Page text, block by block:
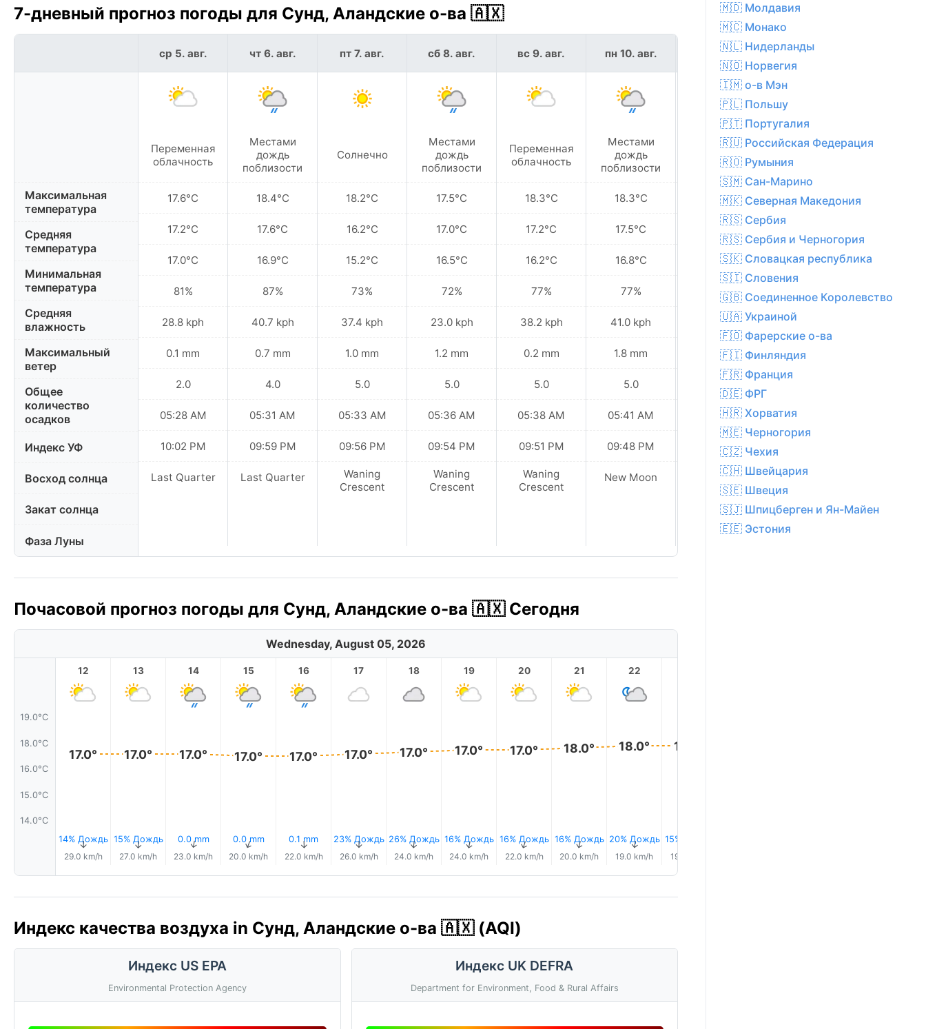
7-дневный прогноз погоды для Сунд, Аландские о-ва 🇦🇽
Максимальная
температура
Средняя
температура
Минимальная
температура
Средняя
влажность
Максимальный
ветер
Общее
количество
осадков
Индекс УФ
Восход солнца
Закат солнца
Фаза Луны
ср 5. авг.
Переменная
облачность
17.6°C
17.2°C
17.0°C
81%
28.8 kph
0.1 mm
2.0
05:28 AM
10:02 PM
Last Quarter
чт 6. авг.
Местами
дождь
поблизости
18.4°C
17.6°C
16.9°C
87%
40.7 kph
0.7 mm
4.0
05:31 AM
09:59 PM
Last Quarter
пт 7. авг.
Солнечно
18.2°C
16.2°C
15.2°C
73%
37.4 kph
1.0 mm
5.0
05:33 AM
09:56 PM
Waning
Crescent
сб 8. авг.
Местами
дождь
поблизости
17.5°C
17.0°C
16.5°C
72%
23.0 kph
1.2 mm
5.0
05:36 AM
09:54 PM
Waning
Crescent
вс 9. авг.
Переменная
облачность
18.3°C
17.2°C
16.2°C
77%
38.2 kph
0.2 mm
5.0
05:38 AM
09:51 PM
Waning
Crescent
пн 10. авг.
Местами
дождь
поблизости
18.3°C
17.5°C
16.8°C
77%
41.0 kph
1.8 mm
5.0
05:41 AM
09:48 PM
New Moon
вт 11. авг.
Местами дождь
поблизости
17.1°C
15.6°C
14.5°C
70%
45.4 kph
1.5 mm
4.0
05:43 AM
09:46 PM
New Moon
Почасовой прогноз погоды для Сунд, Аландские о-ва 🇦🇽 Сегодня
Wednesday, August 05, 2026
19.0°C
18.0°C
16.0°C
15.0°C
14.0°C
12
17.0°
14% Дождь
↑
29.0 km/h
13
17.0°
15% Дождь
↑
27.0 km/h
14
17.0°
0.0 mm
↑
23.0 km/h
15
17.0°
0.0 mm
↑
20.0 km/h
16
17.0°
0.1 mm
↑
22.0 km/h
17
17.0°
23% Дождь
↑
26.0 km/h
18
17.0°
26% Дождь
↑
24.0 km/h
19
17.0°
16% Дождь
↑
24.0 km/h
20
17.0°
16% Дождь
↑
22.0 km/h
21
18.0°
16% Дождь
↑
20.0 km/h
22
18.0°
20% Дождь
↑
19.0 km/h
18.0°
15% Дождь
19.0 km/h
Индекс качества воздуха in Сунд, Аландские о-ва 🇦🇽 (AQI)
Индекс US EPA
Environmental Protection Agency
Индекс UK DEFRA
Department for Environment, Food & Rural Affairs
🇲🇩 Молдавия
🇲🇨 Монако
🇳🇱 Нидерланды
🇳🇴 Норвегия
🇮🇲 о-в Мэн
🇵🇱 Польшу
🇵🇹 Португалия
🇷🇺 Российская Федерация
🇷🇴 Румыния
🇸🇲 Сан-Марино
🇲🇰 Северная Македония
🇷🇸 Сербия
🇷🇸 Сербия и Черногория
🇸🇰 Словацкая республика
🇸🇮 Словения
🇬🇧 Соединенное Королевство
🇺🇦 Украиной
🇫🇴 Фарерские о-ва
🇫🇮 Финляндия
🇫🇷 Франция
🇩🇪 ФРГ
🇭🇷 Хорватия
🇲🇪 Черногория
🇨🇿 Чехия
🇨🇭 Швейцария
🇸🇪 Швеция
🇸🇯 Шпицберген и Ян-Майен
🇪🇪 Эстония